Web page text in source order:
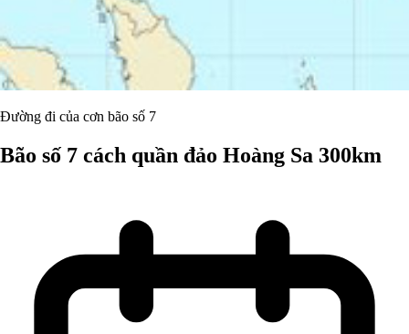
Đường đi của cơn bão số 7
Bão số 7 cách quần đảo Hoàng Sa 300km